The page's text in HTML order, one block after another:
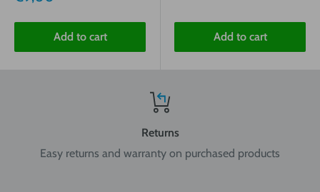
Add to cart Add to cart
Returns
Easy returns and warranty on purchased products